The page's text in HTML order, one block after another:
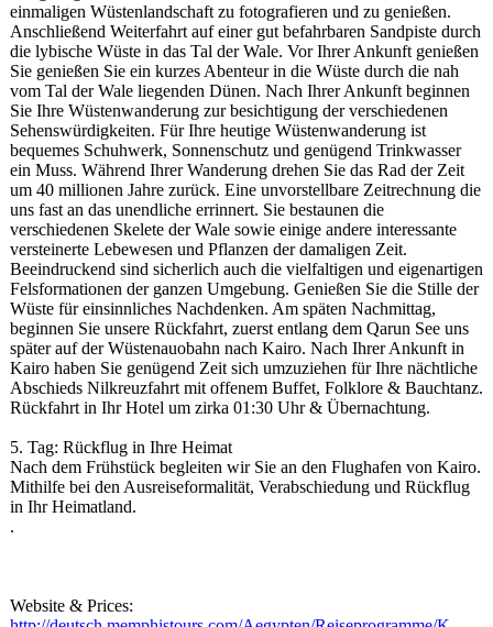
einmaligen Wüstenlandschaft zu fotografieren und zu genießen.
Anschließend Weiterfahrt auf einer gut befahrbaren Sandpiste durch
die lybische Wüste in das Tal der Wale. Vor Ihrer Ankunft genießen
Sie genießen Sie ein kurzes Abenteur in die Wüste durch die nah
vom Tal der Wale liegenden Dünen. Nach Ihrer Ankunft beginnen
Sie Ihre Wüstenwanderung zur besichtigung der verschiedenen
Sehenswürdigkeiten. Für Ihre heutige Wüstenwanderung ist
bequemes Schuhwerk, Sonnenschutz und genügend Trinkwasser
ein Muss. Während Ihrer Wanderung drehen Sie das Rad der Zeit
um 40 millionen Jahre zurück. Eine unvorstellbare Zeitrechnung die
uns fast an das unendliche errinnert. Sie bestaunen die
verschiedenen Skelete der Wale sowie einige andere interessante
versteinerte Lebewesen und Pflanzen der damaligen Zeit.
Beeindruckend sind sicherlich auch die vielfaltigen und eigenartigen
Felsformationen der ganzen Umgebung. Genießen Sie die Stille der
Wüste für einsinnliches Nachdenken. Am späten Nachmittag,
beginnen Sie unsere Rückfahrt, zuerst entlang dem Qarun See uns
später auf der Wüstenauobahn nach Kairo. Nach Ihrer Ankunft in
Kairo haben Sie genügend Zeit sich umzuziehen für Ihre nächtliche
Abschieds Nilkreuzfahrt mit offenem Buffet, Folklore & Bauchtanz.
Rückfahrt in Ihr Hotel um zirka 01:30 Uhr & Übernachtung.
5. Tag: Rückflug in Ihre Heimat
Nach dem Frühstück begleiten wir Sie an den Flughafen von Kairo.
Mithilfe bei den Ausreiseformalität, Verabschiedung und Rückflug
in Ihr Heimatland.
.
Website & Prices: